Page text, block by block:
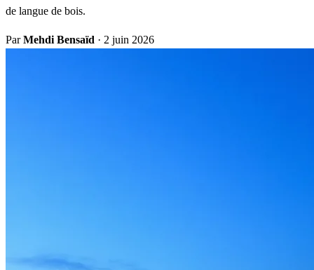
de langue de bois.
ParMehdi Bensaïd · 2 juin 2026